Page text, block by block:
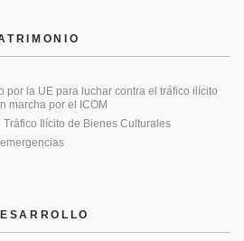
por la UE para luchar contra el tráfico ilícito
marcha por el ICOM
Ilícito de Bienes Culturales